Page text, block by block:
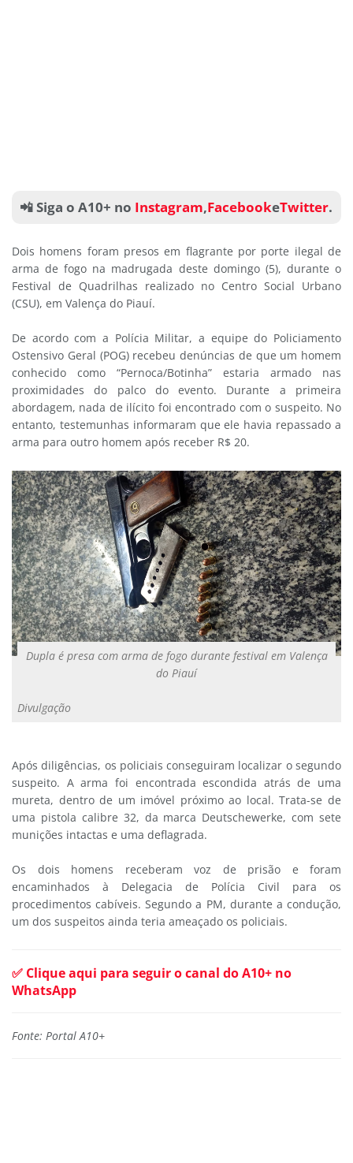
📲 Siga o A10+ no Instagram,FacebookeTwitter.
Dois homens foram presos em flagrante por porte ilegal de
arma de fogo na madrugada deste domingo (5), durante o
Festival de Quadrilhas realizado no Centro Social Urbano
(CSU), em Valença do Piauí.
De acordo com a Polícia Militar, a equipe do Policiamento
Ostensivo Geral (POG) recebeu denúncias de que um homem
conhecido como “Pernoca/Botinha” estaria armado nas
proximidades do palco do evento. Durante a primeira
abordagem, nada de ilícito foi encontrado com o suspeito. No
entanto, testemunhas informaram que ele havia repassado a
arma para outro homem após receber R$ 20.
Dupla é presa com arma de fogo durante festival em Valença
do Piauí
Divulgação
Após diligências, os policiais conseguiram localizar o segundo
suspeito. A arma foi encontrada escondida atrás de uma
mureta, dentro de um imóvel próximo ao local. Trata-se de
uma pistola calibre 32, da marca Deutschewerke, com sete
munições intactas e uma deflagrada.
Os dois homens receberam voz de prisão e foram
encaminhados à Delegacia de Polícia Civil para os
procedimentos cabíveis. Segundo a PM, durante a condução,
um dos suspeitos ainda teria ameaçado os policiais.
✅ Clique aqui para seguir o canal do A10+ no
WhatsApp
Fonte: Portal A10+